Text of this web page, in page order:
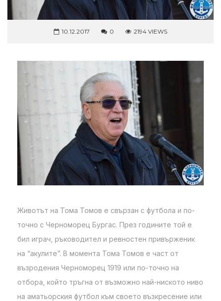
10.12.2017 0 2194 VIEWS
Животът на Тома Томов е свързан с футбола и по-
точно с Черноморец Бургас. През годините той е
бил играч, ръководител и ревностен привърженик
на “акулите”. В момента Тома Томов е част от
възродения Черноморец 1919 или по-точно на
отбора, който тръгна от възможно най-ниското ниво
на аматьорския футбол към своето възкресение или